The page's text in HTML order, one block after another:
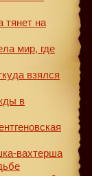
тянет на
мир, где
взялся
в
вахтерша